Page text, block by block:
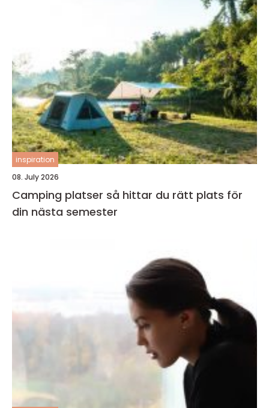
inspiration
08. July 2026
Camping platser så hittar du rätt plats för
din nästa semester